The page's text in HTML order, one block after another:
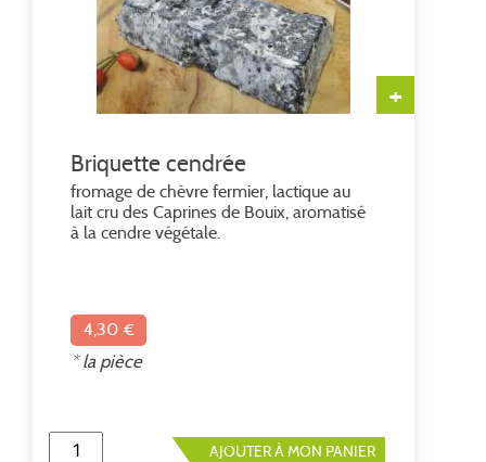
+
Briquette cendrée
fromage de chèvre fermier, lactique au
lait cru des Caprines de Bouix, aromatisé
à la cendre végétale.
4,30 €
* la pièce
AJOUTER À MON PANIER